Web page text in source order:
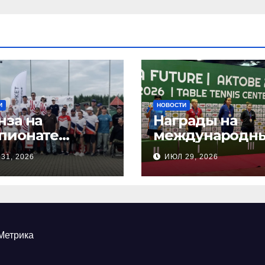
на
по
2026
НОВОСТИ
Награды на
соревнованиях
настольного
тенниса ПОДА
ИЮЛ 29, 2026